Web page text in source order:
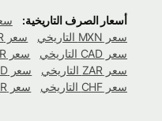
أسعار الصرف التاريخية: سعر AUD التاريخي
سعر MXN التاريخي
سعر EUR التاريخي
سعر CAD التاريخي
سعر INR التاريخي
سعر ZAR التاريخي
سعر SGD التاريخي
سعر CHF التاريخي
سعر IDR التاريخي